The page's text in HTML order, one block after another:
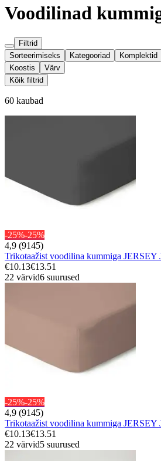
Voodilinad
Filtrid
Sorteerimiseks
Kategooriad Komplektid
Koostis
Värv
Kõik filtrid
60 kaubad
-25%-25%
4,9 (9145)
Trikotaažist voodilina kummiga
€10.13€13.51
22 värvid6 suurused
-25%-25%
4,9 (9145)
Trikotaažist voodilina kummiga JERSEY
€10.13€13.51
22 värvid5 suurused